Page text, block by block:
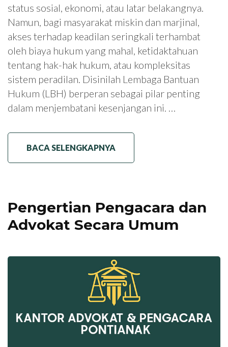
status sosial, ekonomi, atau latar belakangnya.
Namun, bagi masyarakat miskin dan marjinal,
akses terhadap keadilan seringkali terhambat
oleh biaya hukum yang mahal, ketidaktahuan
tentang hak-hak hukum, atau kompleksitas
sistem peradilan. Disinilah Lembaga Bantuan
Hukum (LBH) berperan sebagai pilar penting
dalam menjembatani kesenjangan ini. …
BACA SELENGKAPNYA
Pengertian Pengacara dan
Advokat Secara Umum